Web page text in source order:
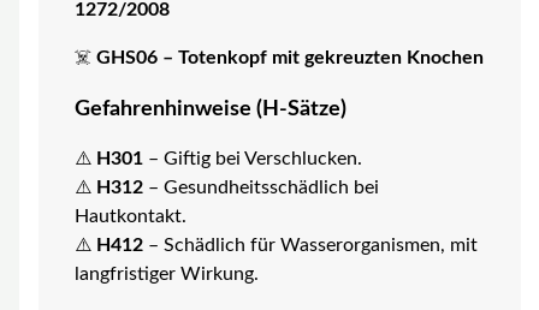
1272/2008
☠️ GHS06 – Totenkopf mit gekreuzten Knochen
Gefahrenhinweise (H-Sätze)
⚠️ H301– Giftig bei Verschlucken.
⚠️ H312– Gesundheitsschädlich bei
Hautkontakt.
⚠️ H412– Schädlich für Wasserorganismen, mit
langfristiger Wirkung.